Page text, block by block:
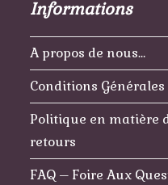
Informations
A propos de nous…
Conditions Générales
Politique en matière
retours
FAQ – Foire Aux